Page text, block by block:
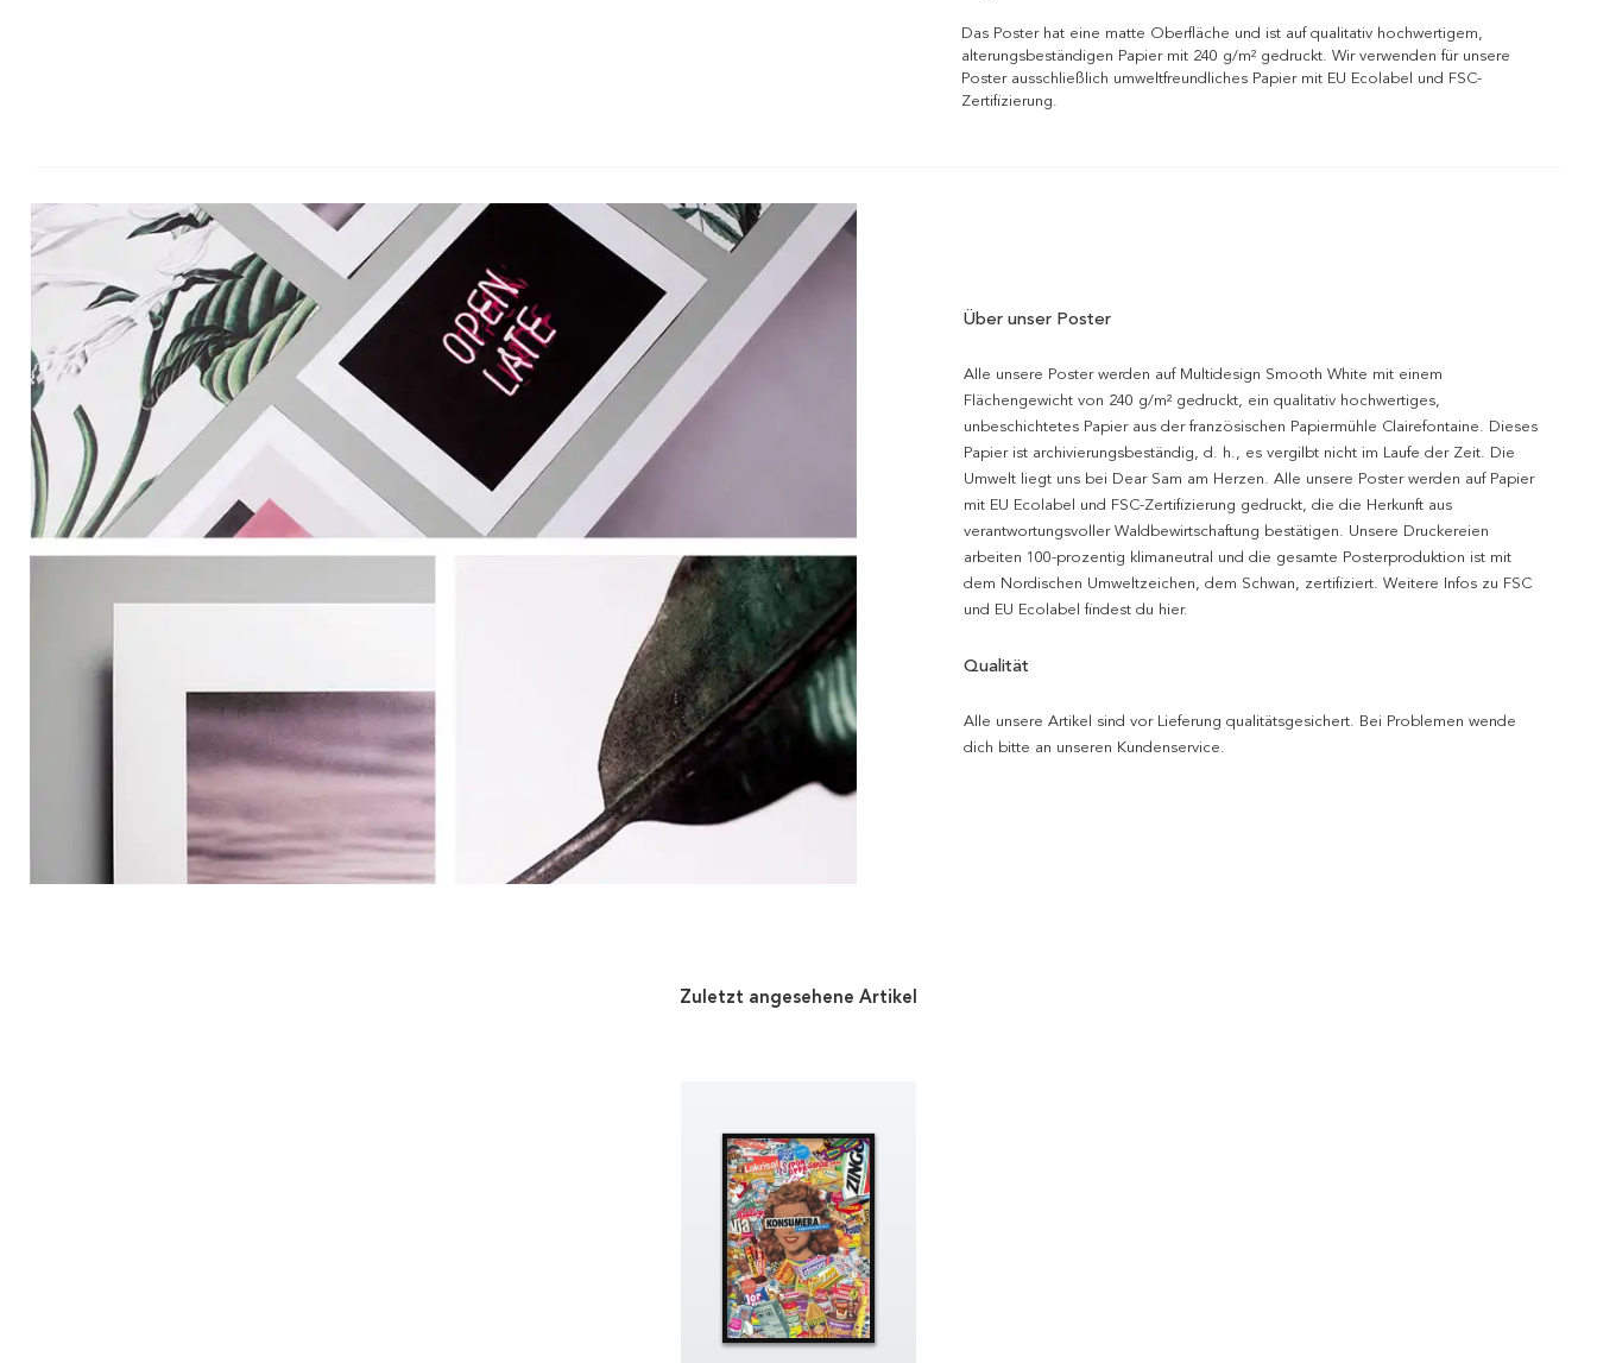
Das Poster hat eine matte Oberfläche und ist auf qualitativ hochwertigem,
alterungsbeständigen Papier mit 240 g/m² gedruckt. Wir verwenden für unsere
Poster ausschließlich umweltfreundliches Papier mit EU Ecolabel und FSC-
Zertifizierung.
Über unser Poster
Alle unsere Poster werden auf Multidesign Smooth White mit einem
Flächengewicht von 240 g/m² gedruckt, ein qualitativ hochwertiges,
unbeschichtetes Papier aus der französischen Papiermühle Clairefontaine. Dieses
Papier ist archivierungsbeständig, d. h., es vergilbt nicht im Laufe der Zeit. Die
Umwelt liegt uns bei Dear Sam am Herzen. Alle unsere Poster werden auf Papier
mit EU Ecolabel und FSC-Zertifizierung gedruckt, die die Herkunft aus
verantwortungsvoller Waldbewirtschaftung bestätigen. Unsere Druckereien
arbeiten 100-prozentig klimaneutral und die gesamte Posterproduktion ist mit
dem Nordischen Umweltzeichen, dem Schwan, zertifiziert. Weitere Infos zu FSC
und EU Ecolabel findest du hier.
Qualität
Alle unsere Artikel sind vor Lieferung qualitätsgesichert. Bei Problemen wende
dich bitte an unseren Kundenservice.
Zuletzt angesehene Artikel